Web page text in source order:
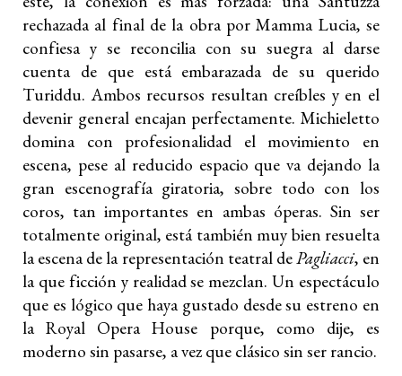
rechazada al final de la obra por Mamma Lucia, se
confiesa y se reconcilia con su suegra al darse
cuenta de que está embarazada de su querido
Turiddu. Ambos recursos resultan creíbles y en el
devenir general encajan perfectamente. Michieletto
domina con profesionalidad el movimiento en
escena, pese al reducido espacio que va dejando la
gran escenografía giratoria, sobre todo con los
coros, tan importantes en ambas óperas. Sin ser
totalmente original, está también muy bien resuelta
la escena de la representación teatral dePagliacci, en
la que ficción y realidad se mezclan. Un espectáculo
que es lógico que haya gustado desde su estreno en
la Royal Opera House porque, como dije, es
moderno sin pasarse, a vez que clásico sin ser rancio.